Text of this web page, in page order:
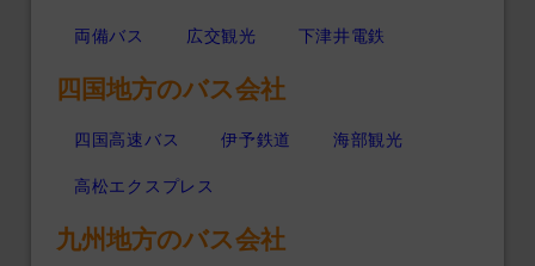
両備バス 広交観光 下津井電鉄
四国地方のバス会社
四国高速バス 伊予鉄道 海部観光
高松エクスプレス
九州地方のバス会社